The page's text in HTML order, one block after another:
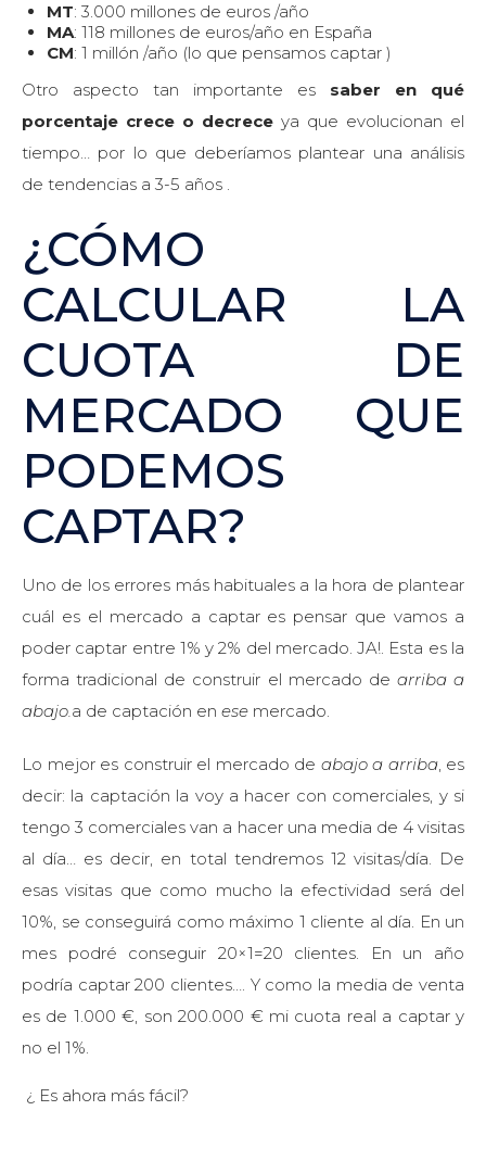
MT: 3.000 millones de euros /año
MA: 118 millones de euros/año en España
CM: 1 millón /año (lo que pensamos captar )
Otro aspecto tan importante es saber en qué
porcentaje crece o decrece ya que evolucionan el
tiempo… por lo que deberíamos plantear una análisis
de tendencias a 3-5 años .
¿CÓMO
CALCULAR LA
CUOTA DE
MERCADO QUE
PODEMOS
CAPTAR?
Uno de los errores más habituales a la hora de plantear
cuál es el mercado a captar es pensar que vamos a
poder captar entre 1% y 2% del mercado. JA!. Esta es la
forma tradicional de construir el mercado de arriba a
abajo. a de captación en ese mercado.
Lo mejor es construir el mercado de abajo a arriba, es
decir: la captación la voy a hacer con comerciales, y si
tengo 3 comerciales van a hacer una media de 4 visitas
al día… es decir, en total tendremos 12 visitas/día. De
esas visitas que como mucho la efectividad será del
10%, se conseguirá como máximo 1 cliente al día. En un
mes podré conseguir 20×1=20 clientes. En un año
podría captar 200 clientes…. Y como la media de venta
es de 1.000 €, son 200.000 € mi cuota real a captar y
no el 1%.
¿ Es ahora más fácil?